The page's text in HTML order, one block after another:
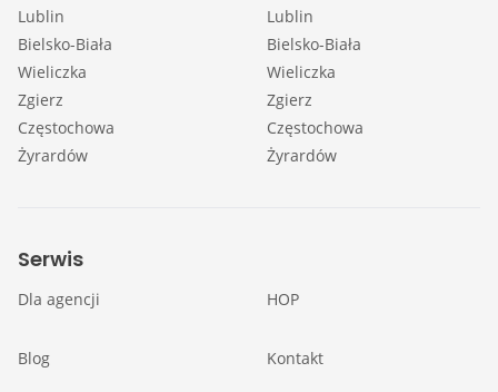
Lublin
Bielsko-Biała
Wieliczka
Zgierz
Częstochowa
Żyrardów
Lublin
Bielsko-Biała
Wieliczka
Zgierz
Częstochowa
Żyrardów
Serwis
Dla agencji HOP
Blog Kontakt